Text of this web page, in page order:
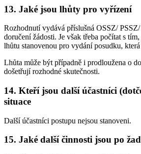
13. Jaké jsou lhůty pro vyřízení
Rozhodnutí vydává příslušná OSSZ/
doručení žádosti. Je však třeba počítat s
lhůtu stanovenou pro vydání posudku,
Lhůta může být případně i prodloužena o
došetřují rozhodné skutečnosti.
14. Kteří jsou další účastníci
situace
Další účastníci postupu nejsou stanoveni.
15. Jaké další činnosti jsou po